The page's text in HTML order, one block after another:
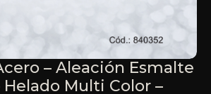
ampliar
– Aleación Esmalte
Helado Multi Color –